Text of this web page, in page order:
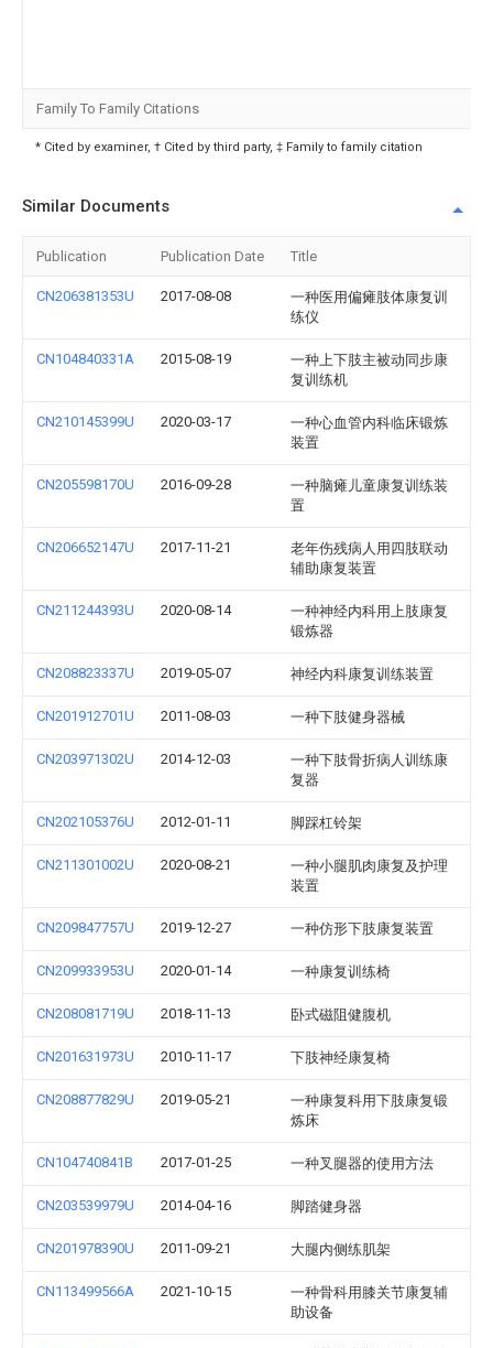
Family To Family Citations
* Cited by examiner, † Cited by third party, ‡ Family to family citation
Similar Documents
Publication Publication Date Title
CN206381353U 2017-08-08
一种医用偏瘫肢体康复训
练仪
CN104840331A 2015-08-19
一种上下肢主被动同步康
复训练机
CN210145399U 2020-03-17
一种心血管内科临床锻炼
装置
CN205598170U 2016-09-28
一种脑瘫儿童康复训练装
置
CN206652147U 2017-11-21
老年伤残病人用四肢联动
辅助康复装置
CN211244393U 2020-08-14
一种神经内科用上肢康复
锻炼器
CN208823337U 2019-05-07 神经内科康复训练装置
CN201912701U 2011-08-03 一种下肢健身器械
CN203971302U 2014-12-03
一种下肢骨折病人训练康
复器
CN202105376U 2012-01-11 脚踩杠铃架
CN211301002U 2020-08-21
一种小腿肌肉康复及护理
装置
CN209847757U 2019-12-27 一种仿形下肢康复装置
CN209933953U 2020-01-14 一种康复训练椅
CN208081719U 2018-11-13 卧式磁阻健腹机
CN201631973U 2010-11-17 下肢神经康复椅
CN208877829U 2019-05-21
一种康复科用下肢康复锻
炼床
CN104740841B 2017-01-25 一种叉腿器的使用方法
CN203539979U 2014-04-16 脚踏健身器
CN201978390U 2011-09-21 大腿内侧练肌架
CN113499566A 2021-10-15
一种骨科用膝关节康复辅
助设备